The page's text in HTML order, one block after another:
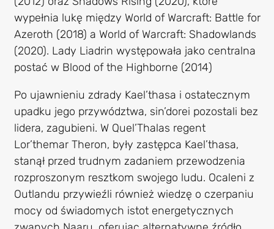
wypełnia lukę między World of Warcraft: Battle for
Azeroth (2018) a World of Warcraft: Shadowlands
(2020). Lady Liadrin występowała jako centralna
postać w Blood of the Highborne (2014)
Po ujawnieniu zdrady Kael’thasa i ostatecznym
upadku jego przywództwa, sin’dorei pozostali bez
lidera, zagubieni. W Quel’Thalas regent
Lor’themar Theron, były zastępca Kael’thasa,
stanął przed trudnym zadaniem przewodzenia
rozproszonym resztkom swojego ludu. Ocaleni z
Outlandu przywieźli również wiedzę o czerpaniu
mocy od świadomych istot energetycznych